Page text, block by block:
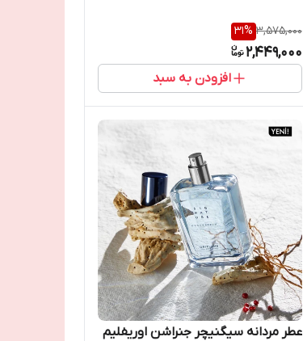
3,575,000
31%
2,449,000
افزودن به سبد
عطر مردانه سیگنیچر جنراشن اوریفلیم